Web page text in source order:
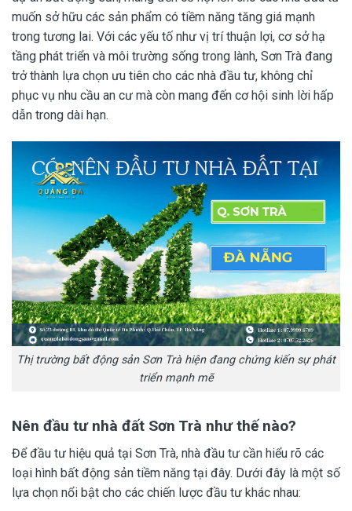
muốn sở hữu các sản phẩm có tiềm năng tăng giá mạnh
trong tương lai. Với các yếu tố như vị trí thuận lợi, cơ sở hạ
tầng phát triển và môi trường sống trong lành, Sơn Trà đang
trở thành lựa chọn ưu tiên cho các nhà đầu tư, không chỉ
phục vụ nhu cầu an cư mà còn mang đến cơ hội sinh lời hấp
dẫn trong dài hạn.
Thị trường bất động sản Sơn Trà hiện đang chứng kiến sự phát
triển mạnh mẽ
Nên đầu tư nhà đất Sơn Trà như thế nào?
Để đầu tư hiệu quả tại Sơn Trà, nhà đầu tư cần hiểu rõ các
loại hình bất động sản tiềm năng tại đây. Dưới đây là một số
lựa chọn nổi bật cho các chiến lược đầu tư khác nhau: